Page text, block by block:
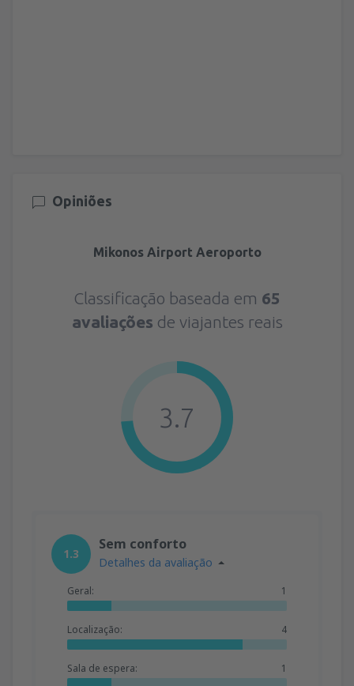
Opiniões
Mikonos Airport Aeroporto
Classificação baseada em 65
avaliações de viajantes reais
3.7
1.3
Sem conforto
Detalhes da avaliação
Geral: 1
Localização: 4
Sala de espera: 1